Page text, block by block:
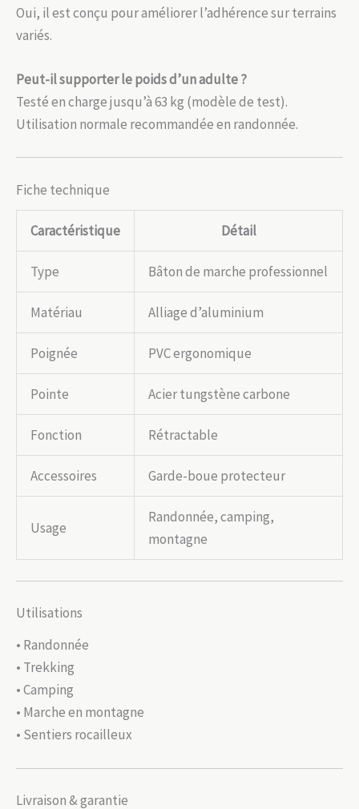
Oui, il est conçu pour améliorer l’adhérence sur terrains
variés.
Peut-il supporter le poids d’un adulte ?
Testé en charge jusqu’à 63 kg (modèle de test).
Utilisation normale recommandée en randonnée.
Fiche technique
Caractéristique Détail
Type Bâton de marche professionnel
Matériau Alliage d’aluminium
Poignée PVC ergonomique
Pointe Acier tungstène carbone
Fonction Rétractable
Accessoires Garde-boue protecteur
Usage
Randonnée, camping,
montagne
Utilisations
• Randonnée
• Trekking
• Camping
• Marche en montagne
• Sentiers rocailleux
Livraison & garantie